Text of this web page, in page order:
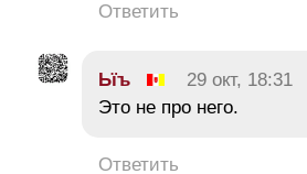
Ответить
Ьїъ 29 окт, 18:31
Это не про него.
Ответить